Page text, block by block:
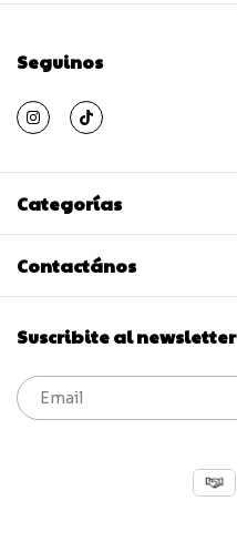
Seguinos
Categorías
Contactános
Suscribite al newsletter